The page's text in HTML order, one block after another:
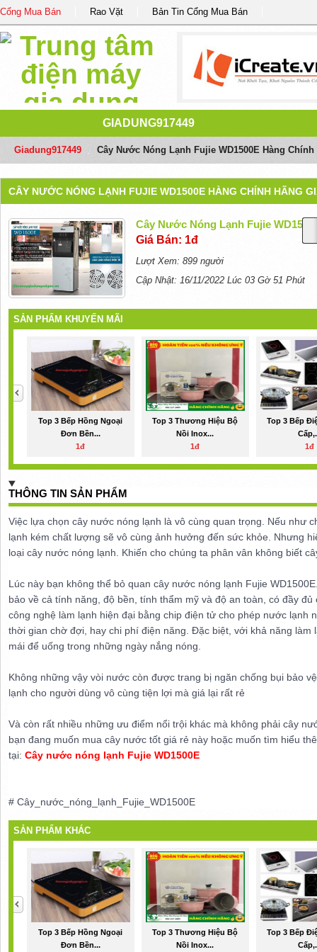
Cổng Mua Bán Rao Vặt Bản Tin Cổng Mua Bán
GIADUNG917449
Giadung917449 Cây Nước Nóng Lạnh Fujie WD1500E Hàng Chính
CÂY NƯỚC NÓNG LẠNH FUJIE WD1500E HÀNG CHÍNH HÃNG
Cây Nước Nóng Lạnh Fujie
Giá Bán: 1đ
Lượt Xem: 899 người
Cập Nhật: 16/11/2022 Lúc 03 Gờ 51 Phút
SẢN PHẨM KHUYẾN MÃI
Top 3 Bếp Hồng Ngoại
Đơn Bền...
1đ
Top 3 Thương Hiệu Bộ
Nồi Inox...
1đ
Top 3 Bếp
1đ
THÔNG TIN SẢN PHẨM
Việc lựa chọn cây nước nóng lạnh là vô cùng quan trọng. Nếu như
lạnh kém chất lượng sẽ vô cùng ảnh hưởng đến sức khỏe. Nhưng
loại cây nước nóng lạnh. Khiến cho chúng ta phân vân không biết
Lúc này bạn không thể bỏ quan cây nước nóng lạnh Fujie
bảo về cả tính năng, độ bền, tính thẩm mỹ và độ an toàn, có đầy
công nghệ làm lạnh hiện đại bằng chip điện tử cho phép nước lạnh
thời gian chờ đợi, hay chi phí điện năng. Đặc biệt, với khả năng làm
mái để uống trong những ngày nắng nóng.
Không những vậy vòi nước còn được trang bị ngăn chống bụi bảo
lạnh cho người dùng vô cùng tiện lợi mà giá lại rất rẻ
Và còn rất nhiều những ưu điểm nổi trội khác mà không phải cây
bạn đang muốn mua cây nước tốt giá rẻ này hoặc muốn tìm hiểu
tại: Cây nước nóng lạnh Fujie WD1500E
# Cây_nước_nóng_lạnh_Fujie_WD1500E
SẢN PHẨM KHÁC
Top 3 Bếp Hồng Ngoại
Đơn Bền...
Top 3 Thương Hiệu Bộ
Nồi Inox...
Top 3 Bếp